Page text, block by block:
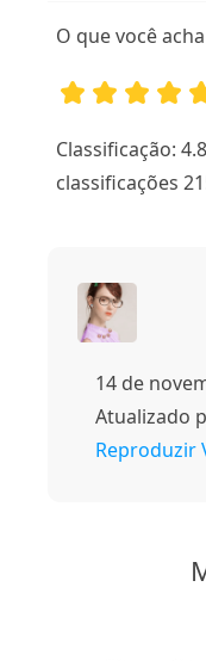
O que você
Classificação:
classificações
14 de
Atualizado
Reproduzir